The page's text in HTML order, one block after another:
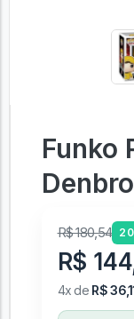
Funko
R$ 180,54
R$
4x de R$